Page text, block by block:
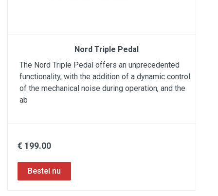
Nord Triple Pedal
The Nord Triple Pedal offers an unprecedented
functionality, with the addition of a dynamic control
of the mechanical noise during operation, and the
ab
€ 199.00